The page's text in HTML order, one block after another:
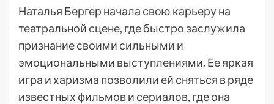
Наталья Бергер начала свою карьеру на
театральной сцене, где быстро заслужила
признание своими сильными и
эмоциональными выступлениями. Ее яркая
игра и харизма позволили ей сняться в ряде
известных фильмов и сериалов, где она